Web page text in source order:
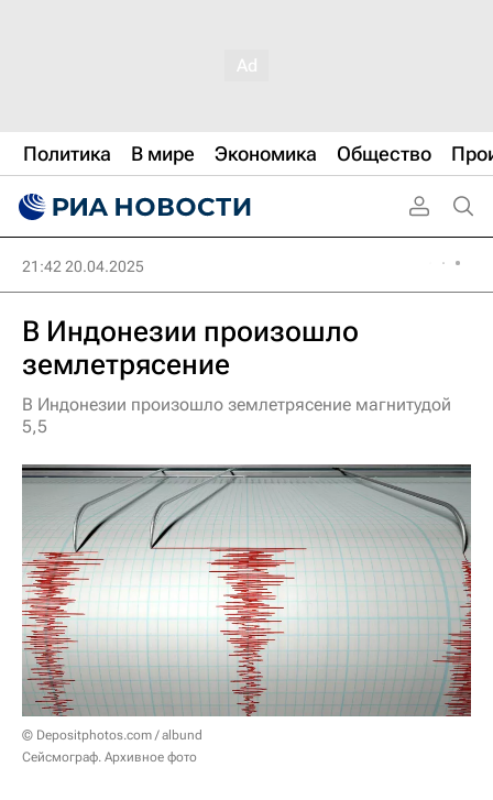
Политика В мире Экономика Общество
21:42 20.04.2025
В Индонезии произошло
землетрясение
В Индонезии произошло землетрясение магнитудой
5,5
© Depositphotos.com / albund
Сейсмограф. Архивное фото